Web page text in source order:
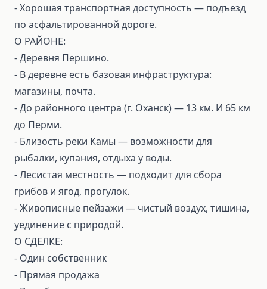
- Хорошая транспортная доступность — подъезд
по асфальтированной дороге.
О РАЙОНЕ:
- Деревня Першино.
- В деревне есть базовая инфраструктура:
магазины, почта.
- До районного центра (г. Оханск) — 13 км. И 65 км
до Перми.
- Близость реки Камы — возможности для
рыбалки, купания, отдыха у воды.
- Лесистая местность — подходит для сбора
грибов и ягод, прогулок.
- Живописные пейзажи — чистый воздух, тишина,
уединение с природой.
О СДЕЛКЕ:
- Один собственник
- Прямая продажа